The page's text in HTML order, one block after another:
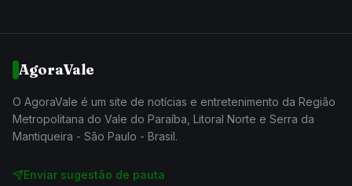
AgoraVale
O AgoraVale é um site de notícias e entretenimento da Região
Metropolitana do Vale do Paraíba, Litoral Norte e Serra da
Mantiqueira - São Paulo - Brasil.
Enviar sugestão de pauta